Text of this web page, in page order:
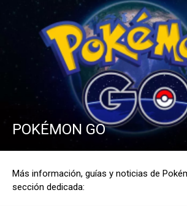
POKÉMON GO
Más información, guías y noticias de
sección dedicada: